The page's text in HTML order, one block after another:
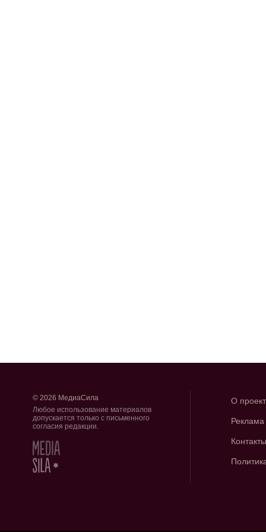
© 2026 МедиаСила
Любое использование материалов
допускается только с письменного
согласия редакции.
О
Реклама
Контакты